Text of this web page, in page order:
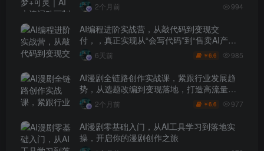
2个月前 994
AI编程进阶实战营，从敲代码到变现交
付，，真正实现从“会写代码”到“售卖AI产品
盈利”的跨越
6天前 ￥6.6 985
AI漫剧全链路创作实战课，紧跟行业发展趋
势，从选题改编到变现落地，打造高流量优
质作品2个月前 ￥6.6 977
AI漫剧零基础入门，从AI工具学习到落地实
操，开启你的漫剧创作之旅